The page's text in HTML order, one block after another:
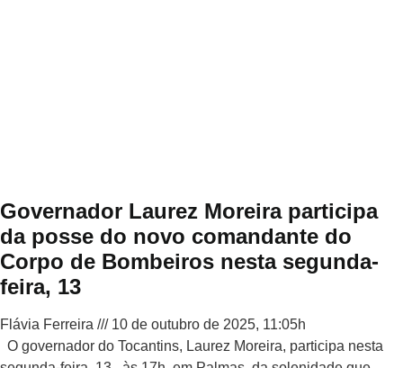
Governador Laurez Moreira participa
da posse do novo comandante do
Corpo de Bombeiros nesta segunda-
feira, 13
Flávia Ferreira
10 de outubro de 2025, 11:05h
O governador do Tocantins, Laurez Moreira, participa nesta